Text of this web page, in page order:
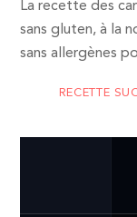
La recette des
sans gluten, à la
sans allergènes
RECETTE